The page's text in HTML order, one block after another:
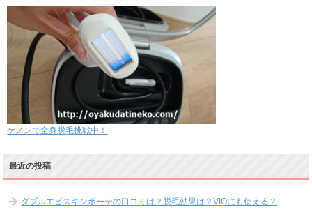
ケノンで全身脱毛挑戦中！
最近の投稿
ダブルエピスキンボーテの口コミは？脱毛効果は？VIOにも使える？